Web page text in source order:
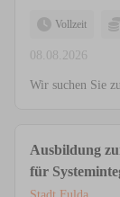
Vollzeit
08.08.2026
Wir suchen Sie
Ausbildung
für